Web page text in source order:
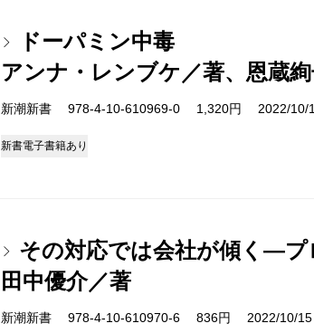
ドーパミン中毒
アンナ・レンブケ／著、恩蔵
新潮新書 978-4-10-610969-0 1,320円 2022/10/
新書電子書籍あり
その対応では会社が傾く―
田中優介／著
新潮新書 978-4-10-610970-6 836円 2022/10/15